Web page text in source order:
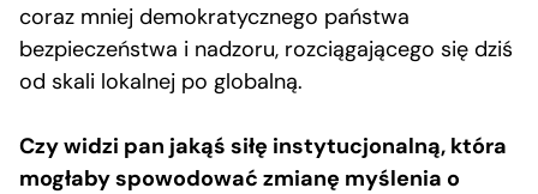
coraz mniej demokratycznego państwa
bezpieczeństwa i nadzoru, rozciągającego się dziś
od skali lokalnej po globalną.
Czy widzi pan jakąś siłę instytucjonalną, która
mogłaby spowodować zmianę myślenia o